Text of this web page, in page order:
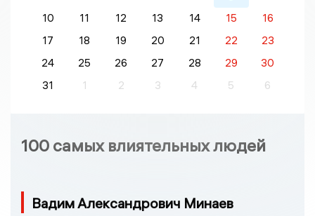
10
11 12 13 14 15
16
17
18 19 20 21 22
23
24
25 26 27 28 29
30
31
1 2 3 4 5 6
100 самых влиятельных людей
Вадим Александрович Минаев